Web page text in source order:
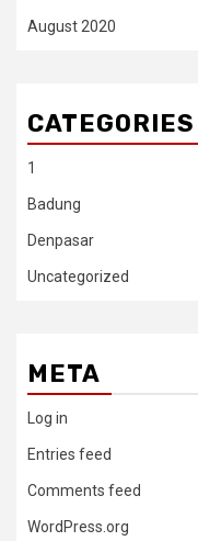
August 2020
CATEGORIES
1
Badung
Denpasar
Uncategorized
META
Log in
Entries feed
Comments feed
WordPress.org